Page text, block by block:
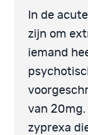
In de
zijn om
iemand
van 20mg.
zyprexa